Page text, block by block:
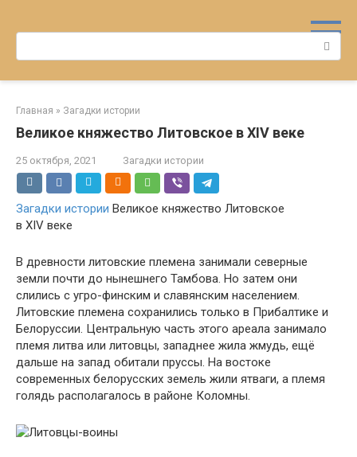
Поиск:
Главная » Загадки истории
Великое княжество Литовское в XIV веке
25 октября, 2021 Загадки истории
Загадки истории Великое княжество Литовское
в XIV веке
В древности литовские племена занимали северные
земли почти до нынешнего Тамбова. Но затем они
слились с угро-финским и славянским населением.
Литовские племена сохранились только в Прибалтике и
Белоруссии. Центральную часть этого ареала занимало
племя литва или литовцы, западнее жила жмудь, ещё
дальше на запад обитали пруссы. На востоке
современных белорусских земель жили ятваги, а племя
голядь располагалось в районе Коломны.